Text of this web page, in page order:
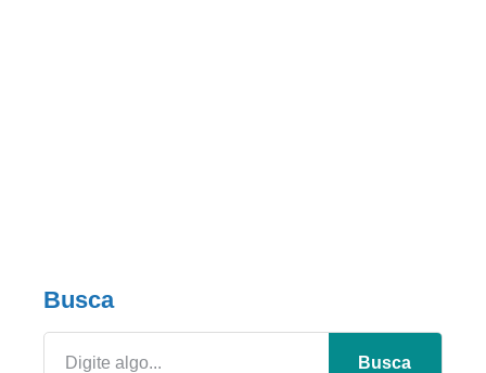
Busca
Busca